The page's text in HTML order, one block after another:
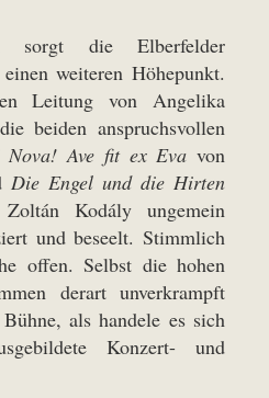
sorgt die Elberfelder
weiteren Höhepunkt.
Leitung von Angelika
beiden anspruchsvollen
Nova! Ave fit ex Eva von
Die Engel und die Hirten
Kodály ungemein
und beseelt. Stimmlich
offen. Selbst die hohen
derart unverkrampft
als handele es sich
Konzert- und